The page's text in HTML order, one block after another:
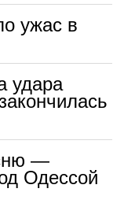
ужас в
удара
—
Одессой